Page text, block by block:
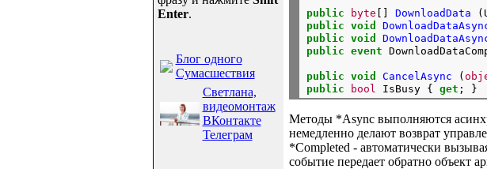
Enter.
Блог одного
Сумасшествия
Светлана,
видеомонтаж
ВКонтакте
Телеграм
public byte DownloadData
public void
public void
public event
public void CancelAsync (
public
bool IsBusy { get
Методы *Async выполняются
немедленно делают возврат
*Completed - автоматически
событие передает обратно объект